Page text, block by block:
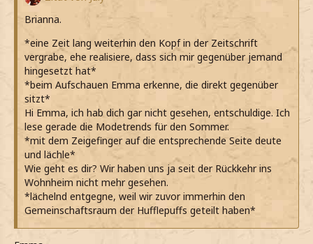
Brianna.
*eine Zeit lang weiterhin den Kopf in der Zeitschrift
vergrabe, ehe realisiere, dass sich mir gegenüber jemand
hingesetzt hat*
*beim Aufschauen Emma erkenne, die direkt gegenüber
sitzt*
Hi Emma, ich hab dich gar nicht gesehen, entschuldige. Ich
lese gerade die Modetrends für den Sommer.
*mit dem Zeigefinger auf die entsprechende Seite deute
und lächle*
Wie geht es dir? Wir haben uns ja seit der Rückkehr ins
Wohnheim nicht mehr gesehen.
*lächelnd entgegne, weil wir zuvor immerhin den
Gemeinschaftsraum der Hufflepuffs geteilt haben*